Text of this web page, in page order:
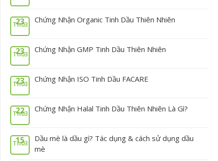
23
Th03 Chứng Nhận Organic Tinh Dầu Thiên Nhiên
23
Th03 Chứng Nhận GMP Tinh Dầu Thiên Nhiên
23
Th03 Chứng Nhận ISO Tinh Dầu FACARE
22
Th03 Chứng Nhận Halal Tinh Dầu Thiên Nhiên Là Gì?
15
Th03
Dầu mè là dầu gì? Tác dụng & cách sử dụng dầu
mè